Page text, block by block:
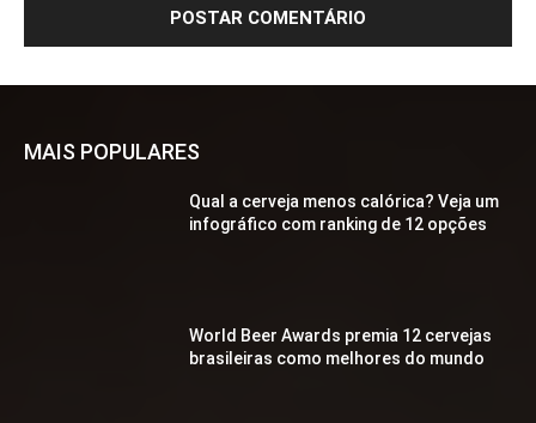
MAIS POPULARES
Qual a cerveja menos calórica? Veja um
infográfico com ranking de 12 opções
World Beer Awards premia 12 cervejas
brasileiras como melhores do mundo